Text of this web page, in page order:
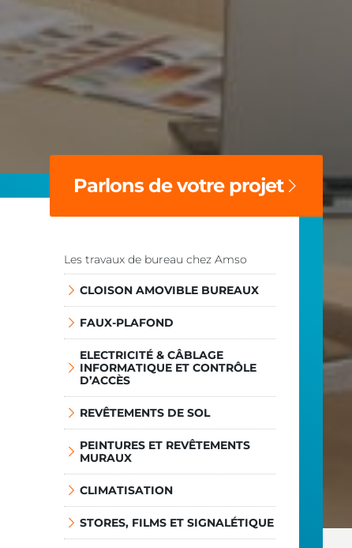
Parlons de votre projet
Les travaux de bureau chez Amso
CLOISON AMOVIBLE BUREAUX
FAUX-PLAFOND
ELECTRICITÉ & CÂBLAGE
INFORMATIQUE ET CONTRÔLE
D’ACCÈS
REVÊTEMENTS DE SOL
PEINTURES ET REVÊTEMENTS
MURAUX
CLIMATISATION
STORES, FILMS ET SIGNALÉTIQUE